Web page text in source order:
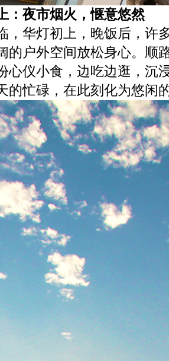
：夜市烟火，惬意悠然
华灯初上，晚饭后，许
的户外空间放松身心。顺
心仪小食，边吃边逛，沉
的忙碌，在此刻化为悠闲